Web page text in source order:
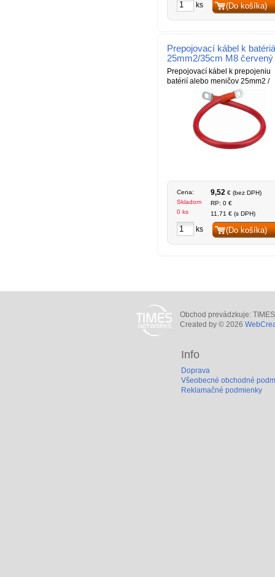
ks (Do košíka)
Prepojovací kábel k
25mm2/35cm M8 červený
Prepojovací kábel k prepojeniu
batérií alebo meničov 25mm2 /
Cena:
Skladom
0 ks
9,52 € (bez DPH)
RP: 0 €
11,71 € (s DPH)
ks (Do košíka)
Obchod prevádzkuje:
Created by © 2026
Info
Doprava
Všeobecné obchodné
Reklamačné podmienky